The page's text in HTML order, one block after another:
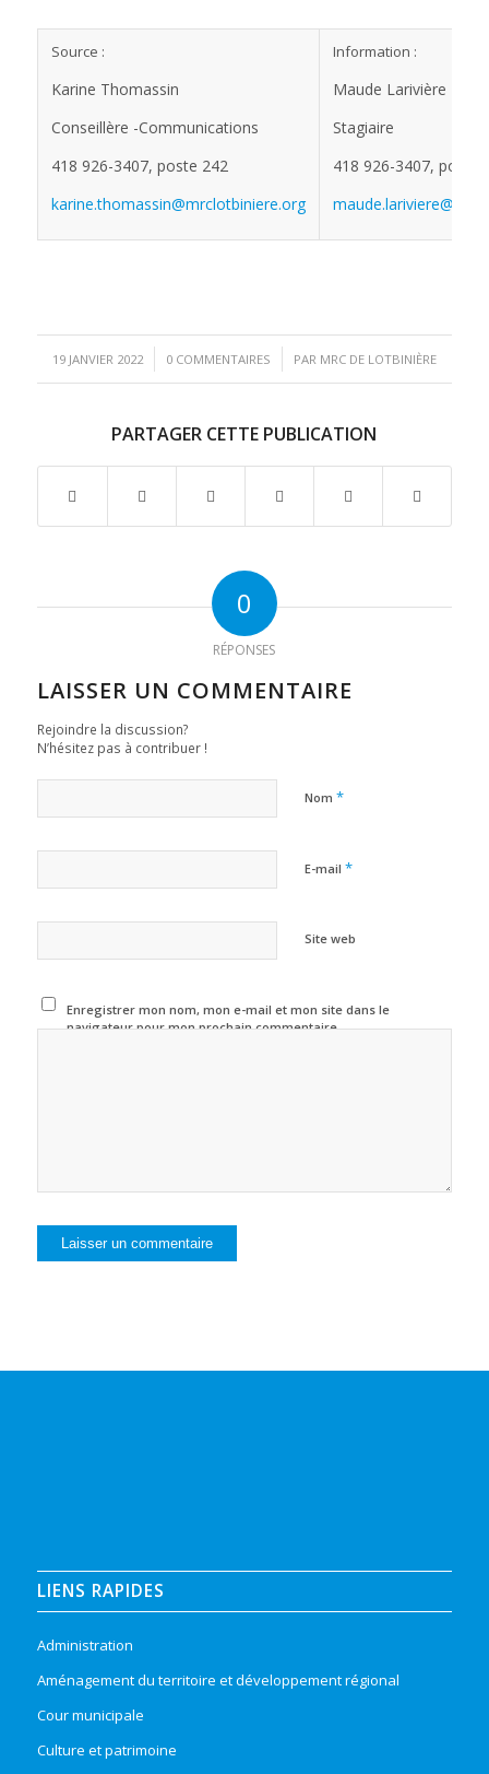
Source :
Karine Thomassin
Conseillère -Communications
418 926-3407, poste 242
karine.thomassin@mrclotbiniere.org
Information :
Maude Larivière
Stagiaire
418 926-3407, poste
19 JANVIER 2022
/ 0 COMMENTAIRES
/ PAR MRC DE LOTBINIÈRE
PARTAGER CETTE PUBLICATION
0
RÉPONSES
LAISSER UN COMMENTAIRE
Rejoindre la discussion?
N’hésitez pas à contribuer !
Nom *
E-mail *
Site web
Enregistrer mon nom, mon e-mail et mon site dans le
navigateur pour mon prochain commentaire.
LIENS RAPIDES
Administration
Aménagement du territoire et développement régional
Cour municipale
Culture et patrimoine